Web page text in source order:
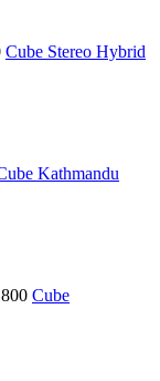
Cube Stereo Hybrid
Kathmandu
Cube